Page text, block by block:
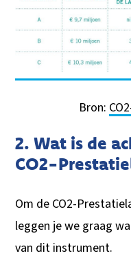
Bron:
2. Wat is de
CO2-
Om de CO2-
leggen je we graag
van dit instrument.